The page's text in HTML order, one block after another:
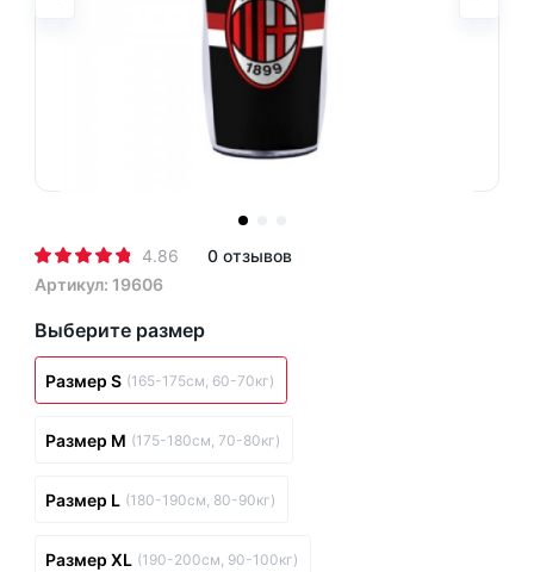
4.86
0 отзывов
Артикул: 19606
Выберите размер
Размер S (165-175см, 60-70кг)
Размер M (175-180см, 70-80кг)
Размер L (180-190см, 80-90кг)
Размер XL (190-200см, 90-100кг)